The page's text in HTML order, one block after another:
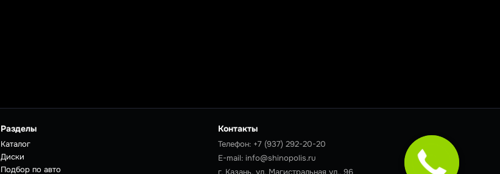
Разделы
Каталог
Диски
Подбор по авто
Контакты
Телефон: +7 (937) 292-20-20
E-mail:info@shinopolis.ru
г. Казань, ул. Магистральная ул., 96